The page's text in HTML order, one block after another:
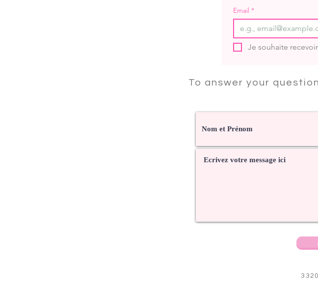
Email *
Je souhaite
To answer your